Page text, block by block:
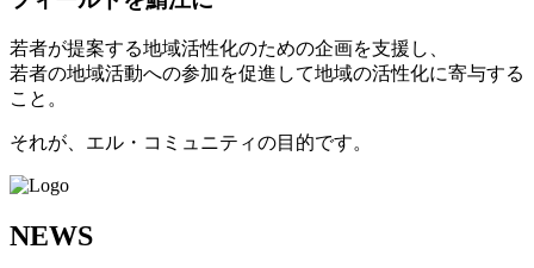
若者が提案する地域活性化のための企画を支援し、
若者の地域活動への参加を促進して地域の活性化に寄与する
こと。
それが、エル・コミュニティの目的です。
NEWS